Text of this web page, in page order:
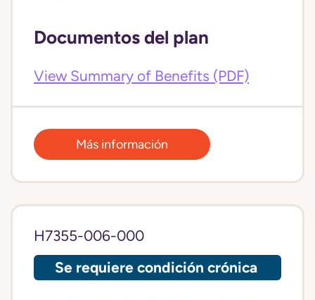
Documentos del plan
View Summary of Benefits (PDF)
Más información
H7355-006-000
Se requiere condición crónica